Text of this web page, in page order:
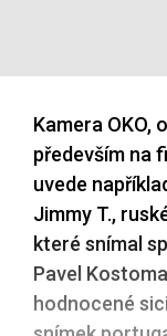
Kamera OKO,
především na
uvede
Jimmy T.,
které snímal
Pavel
hodnocené